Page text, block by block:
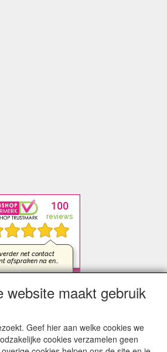
website maakt gebruik
Geef hier aan welke cookies we
cookies verzamelen geen